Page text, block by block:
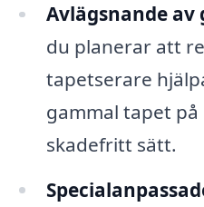
Avlägsnande
du planerar att
tapetserare
gammal tapet
skadefritt sätt.